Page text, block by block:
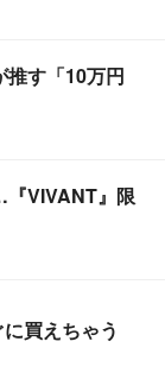
推す「10万円
VIVANT』限
買えちゃう